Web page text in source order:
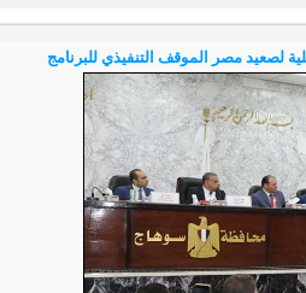
لصعيد مصر الموقف التنفيذي للبرنامج